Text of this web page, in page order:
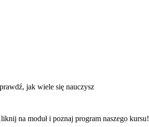
jak wiele się nauczysz
na moduł i poznaj program naszego kursu!